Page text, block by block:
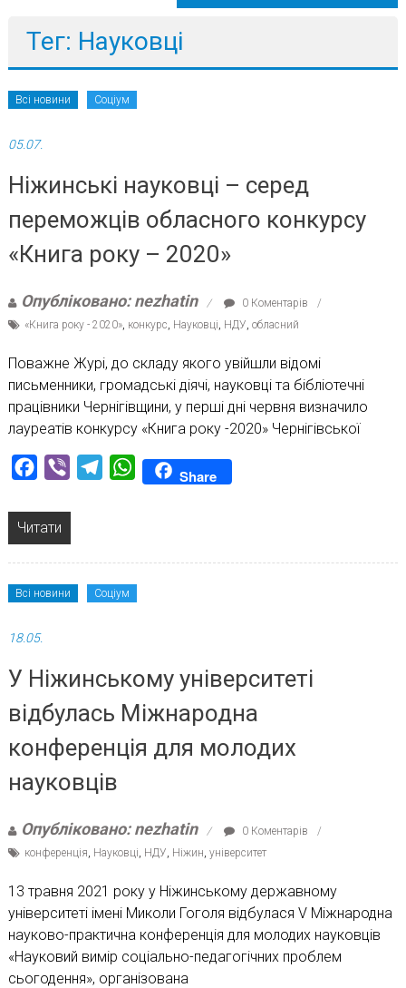
Тег: Науковці
Всі новини Соціум
05.07.
Ніжинські науковці – серед
переможців обласного конкурсу
«Книга року – 2020»
Опубліковано: nezhatin
0 Коментарів
«Книга року - 2020», конкурс, Науковці, НДУ, обласний
Поважне Журі, до складу якого увійшли відомі
письменники, громадські діячі, науковці та бібліотечні
працівники Чернігівщини, у перші дні червня визначило
лауреатів конкурсу «Книга року -2020» Чернігівської
Facebook
Viber TelegramWhatsAppShare
Читати
Всі новини Соціум
18.05.
У Ніжинському університеті
відбулась Міжнародна
конференція для молодих
науковців
Опубліковано: nezhatin
0 Коментарів
конференція, Науковці, НДУ, Ніжин, університет
13 травня 2021 року у Ніжинському державному
університеті імені Миколи Гоголя відбулася V Міжнародна
науково-практична конференція для молодих науковців
«Науковий вимір соціально-педагогічних проблем
сьогодення», організована